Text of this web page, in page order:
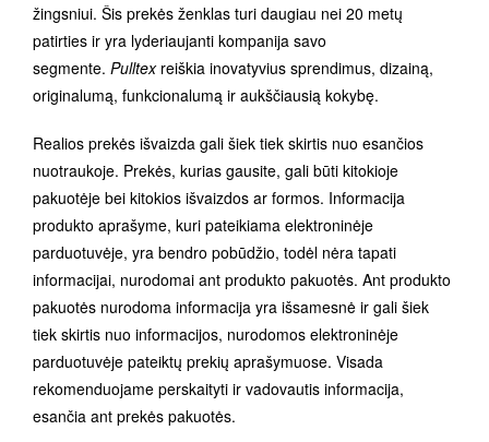
žingsniui. Šis prekės ženklas turi daugiau nei 20 metų
patirties ir yra lyderiaujanti kompanija savo
segmente. Pulltexreiškia inovatyvius sprendimus, dizainą,
originalumą, funkcionalumą ir aukščiausią kokybę.
Realios prekės išvaizda gali šiek tiek skirtis nuo esančios
nuotraukoje. Prekės, kurias gausite, gali būti kitokioje
pakuotėje bei kitokios išvaizdos ar formos. Informacija
produkto aprašyme, kuri pateikiama elektroninėje
parduotuvėje, yra bendro pobūdžio, todėl nėra tapati
informacijai, nurodomai ant produkto pakuotės. Ant produkto
pakuotės nurodoma informacija yra išsamesnė ir gali šiek
tiek skirtis nuo informacijos, nurodomos elektroninėje
parduotuvėje pateiktų prekių aprašymuose. Visada
rekomenduojame perskaityti ir vadovautis informacija,
esančia ant prekės pakuotės.